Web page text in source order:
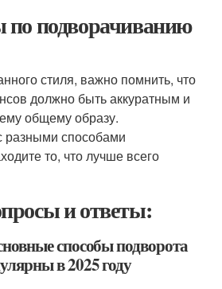
подворачиванию
стиля, важно помнить, что
должно быть аккуратным и
общему образу.
разными способами
то, что лучше всего
и ответы:
способы подворота
в 2025 году